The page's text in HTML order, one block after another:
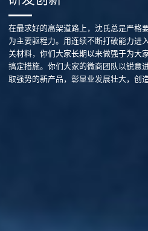
在最求好的高架道路上，沈氏总是严格
为主要驱程力。用连续不断打破能力进
关材料，你们大家长期以来做强于为大
搞定措施。你们大家的微商团队以锐意
取强势的新产品，彰显业发展壮大，创